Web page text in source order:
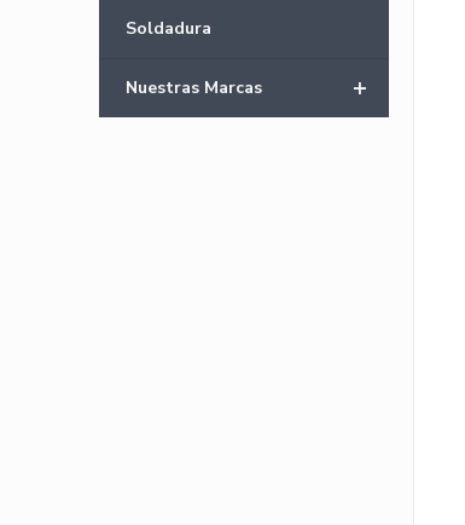
Soldadura
+
Nuestras Marcas